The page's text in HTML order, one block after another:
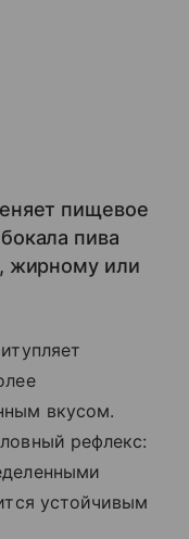
пищевое
пива
жирному или
вкусом.
рефлекс:
устойчивым